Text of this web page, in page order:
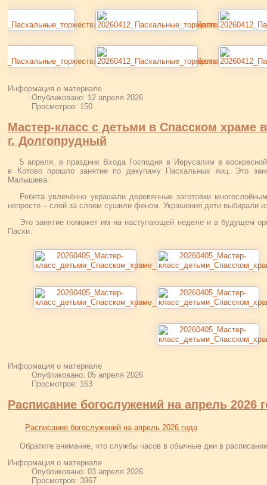
Информация о материале
Опубликовано: 12 апреля 2026
Просмотров: 150
Мастер-класс с детьми в Спасском храме
г. Долгопрудный
5 апреля, в праздник Входа Господня в Иерусалим в
в Котово прошло занятие по декупажу Пасхальных яиц. Это
Малышева.
Ребята увлечённо украшали деревянные заготовки
непросто – слой за слоем сушили феном. Украшения дети выбирали
Это занятие поможет им на наступающей неделе и в будущем
Пасхи.
Информация о материале
Опубликовано: 05 апреля 2026
Просмотров: 163
Расписание богослужений на апрель 2026
Расписание богослужений на апрель 2026 года
Обратите внимание, что службы часов в обычные дни в
Информация о материале
Опубликовано: 03 апреля 2026
Просмотров: 3967